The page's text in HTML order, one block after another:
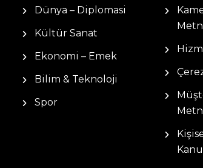
Dünya – Diplomasi
Kültür Sanat
Ekonomi – Emek
Bilim & Teknoloji
Spor